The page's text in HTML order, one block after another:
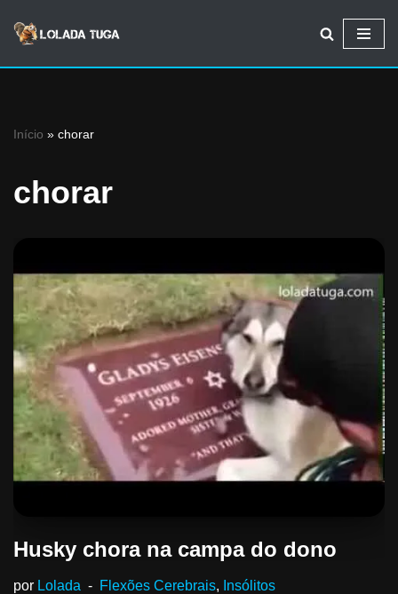
Avançar
Início » chorar
chorar
Husky chora na campa do dono
por Lolada Flexões Cerebrais Insólitos